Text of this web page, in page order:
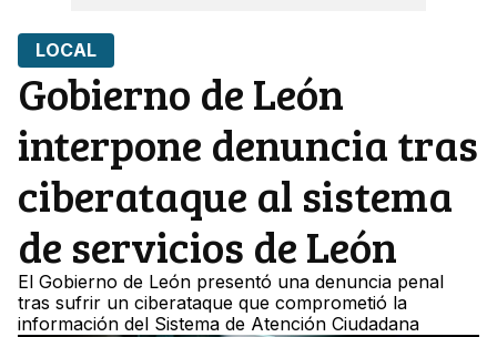
LOCAL
Gobierno de León
interpone denuncia tras
ciberataque al sistema
de servicios de León
El Gobierno de León presentó una denuncia penal
tras sufrir un ciberataque que comprometió la
información del Sistema de Atención Ciudadana